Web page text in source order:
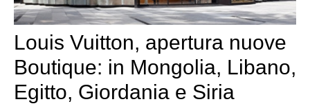
Louis Vuitton, apertura nuove
Boutique: in Mongolia, Libano,
Egitto, Giordania e Siria